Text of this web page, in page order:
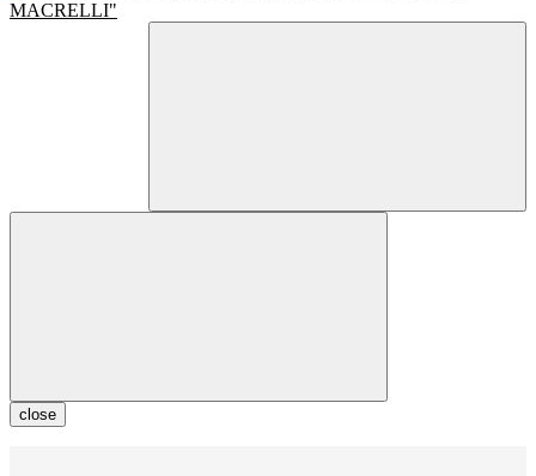
close